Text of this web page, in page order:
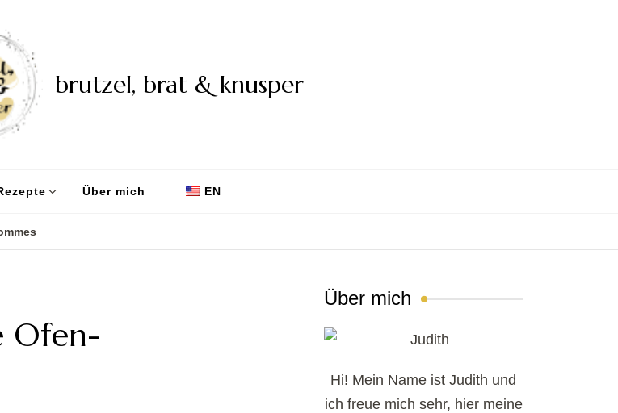
brutzel, brat & knusper
Über mich EN
Ofen-
Über mich
Hi! Mein Name ist Judith und
ich freue mich sehr, hier meine